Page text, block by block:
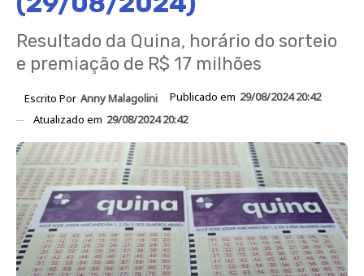
Resultado da Quina, horário do sorteio
e premiação de R$ 17 milhões
Escrito Por Anny Malagolini Publicado em 29/08/2024 20:42
Atualizado em 29/08/2024 20:42